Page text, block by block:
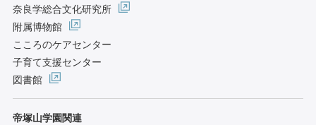
奈良学総合文化研究所
附属博物館
こころのケアセンター
子育て支援センター
図書館
帝塚山学園関連